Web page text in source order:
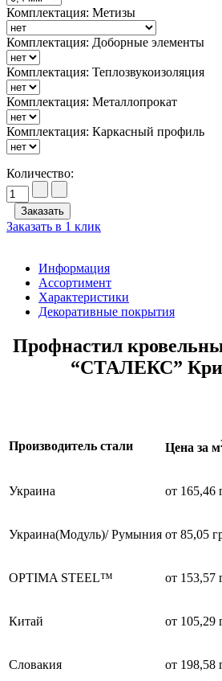
Комплектация: Метизы
Комплектация: Доборные элементы
Комплектация: Теплозвукоизоляция
Комплектация: Металлопрокат
Комплектация: Каркасный профиль
Количество:
Заказать в 1 клик
Информация
Ассортимент
Характеристики
Декоративные покрытия
Профнастил
“СТАЛЕКС”
Производитель стали Цена за м
Украина от 165,46
Украина(Модуль)/ Румыния от 85,05
OPTIMA STEEL™ от 153,57
Китай от 105,29
Словакия от 198,58